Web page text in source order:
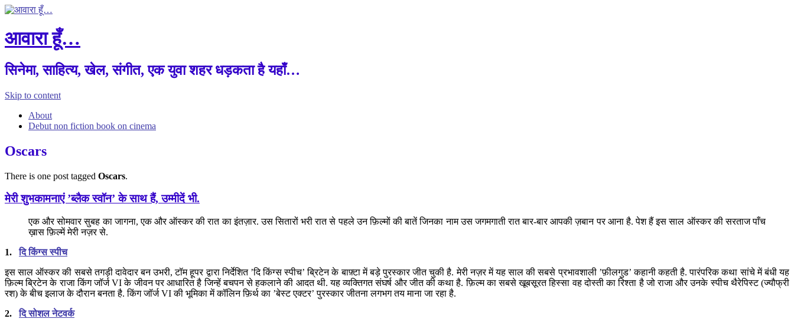
आवारा हूँ…
सिनेमा, साहित्य, खेल, संगीत, एक युवा शहर धड़कता है यहाँ…
Skip to content
About
Debut non fiction book on cinema
Oscars
There is one post tagged Oscars.
मेरी शुभकामनाएं ’ब्लैक स्वॉन’ के साथ हैं, उम्मीदें भी.
एक और सोमवार सुबह का जागना, एक और ऑस्कर की रात का इंतज़ार. उस सितारों भरी रात से पहले उन फ़िल्मों की बातें जिनका नाम उस जगमगाती रात बार-बार आपकी ज़बान पर आना है. पेश हैं इस साल ऑस्कर की सरताज पाँच
ख़ास फ़िल्में मेरी नज़र से.
1.दि किंग्स स्पीच
इस साल ऑस्कर की सबसे तगड़ी दावेदार बन उभरी, टॉम हूपर द्वारा निर्देशित ’दि किंग्स स्पीच’ ब्रिटेन के बाफ़्टा में बड़े पुरस्कार जीत चुकी है. मेरी नज़र में यह साल की सबसे प्रभावशाली ’फ़ीलगुड’ कहानी कहती है. पारंपरिक कथा सांचे में बंधी यह
फ़िल्म ब्रिटेन के राजा किंग जॉर्ज VI के जीवन पर आधारित है जिन्हें बचपन से हकलाने की आदत थी. यह व्यक्तिगत संघर्ष और जीत की कथा है. फ़िल्म का सबसे खूबसूरत हिस्सा वह दोस्ती का रिश्ता है जो राजा और उनके स्पीच थैरेपिस्ट (ज्यौफ्री
रश) के बीच इलाज के दौरान बनता है. किंग जॉर्ज VI की भूमिका में कॉलिन फ़िर्थ का ’बेस्ट एक्टर’ पुरस्कार जीतना लगभग तय माना जा रहा है.
2.दि सोशल नेटवर्क